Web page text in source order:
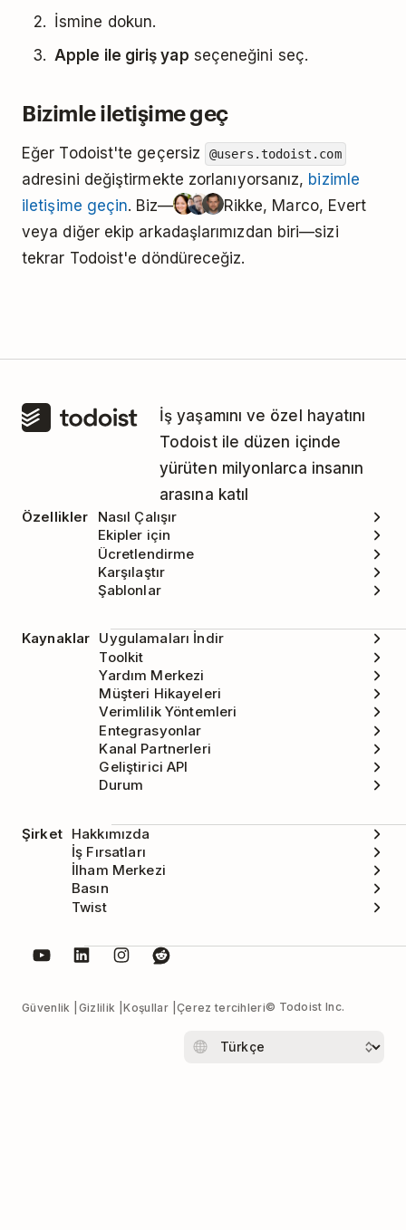
İsmine dokun.
Apple ile giriş yap seçeneğini seç.
Bizimle iletişime geç
Eğer Todoist'te geçersiz @users.todoist.com
adresini değiştirmekte zorlanıyorsanız, bizimle
iletişime geçin. Biz—
Rikke, Marco, Evert
veya diğer ekip arkadaşlarımızdan biri—sizi
tekrar Todoist'e döndüreceğiz.
İş yaşamını ve özel hayatını
Todoist ile düzen içinde
yürüten milyonlarca insanın
arasına katıl
Özellikler
Nasıl Çalışır
Ekipler için
Ücretlendirme
Karşılaştır
Şablonlar
Kaynaklar Uygulamaları İndir
Toolkit
Yardım Merkezi
Müşteri Hikayeleri
Verimlilik Yöntemleri
Entegrasyonlar
Kanal Partnerleri
Geliştirici API
Durum
Şirket Hakkımızda
İş Fırsatları
İlham Merkezi
Basın
Twist
Güvenlik Gizlilik Koşullar Çerez tercihleri© Todoist Inc.